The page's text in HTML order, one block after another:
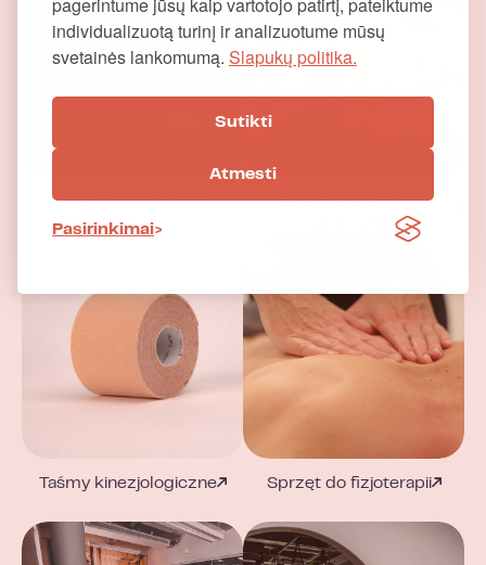
individualizuotą turinį ir analizuotume mūsų
svetainės lankomumą. Slapukų politika.
Sutikti
Atmesti
Pasirinkimai
Ergonomia biura
Zdrowie i artykuły
Taśmy kinezjologiczne Sprzęt do fizjoterapii